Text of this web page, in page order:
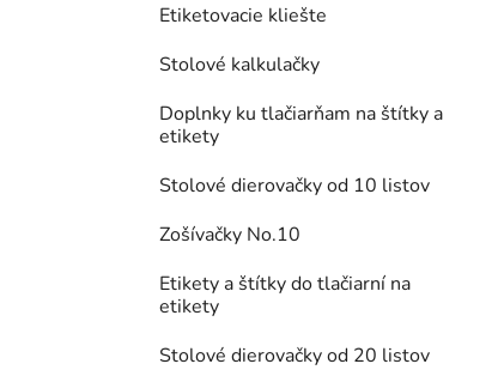
Etiketovacie kliešte
Stolové kalkulačky
Doplnky ku tlačiarňam na štítky a
etikety
Stolové dierovačky od 10 listov
Zošívačky No.10
Etikety a štítky do tlačiarní na
etikety
Stolové dierovačky od 20 listov